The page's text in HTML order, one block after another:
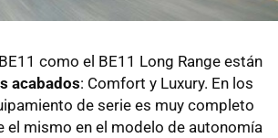
como el BE11 Long Range están
acabados: Comfort y Luxury. En los
de serie es muy completo
el mismo en el modelo de autonomía